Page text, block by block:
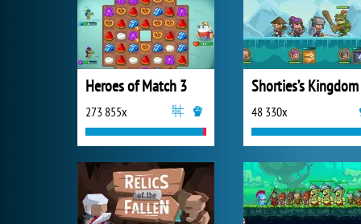
Heroes of Match 3
273 855x
Shorties’s
48 330x